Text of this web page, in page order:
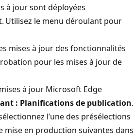
à jour sont déployées
Utilisez le menu déroulant pour
mises à jour des fonctionnalités
pour les mises à jour de
à jour Microsoft Edge
: Planifications de publication.
l’une des présélections
mise en production suivantes dans